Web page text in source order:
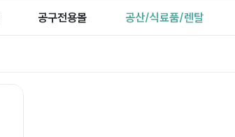
공구전용몰 공산/식료품/렌탈